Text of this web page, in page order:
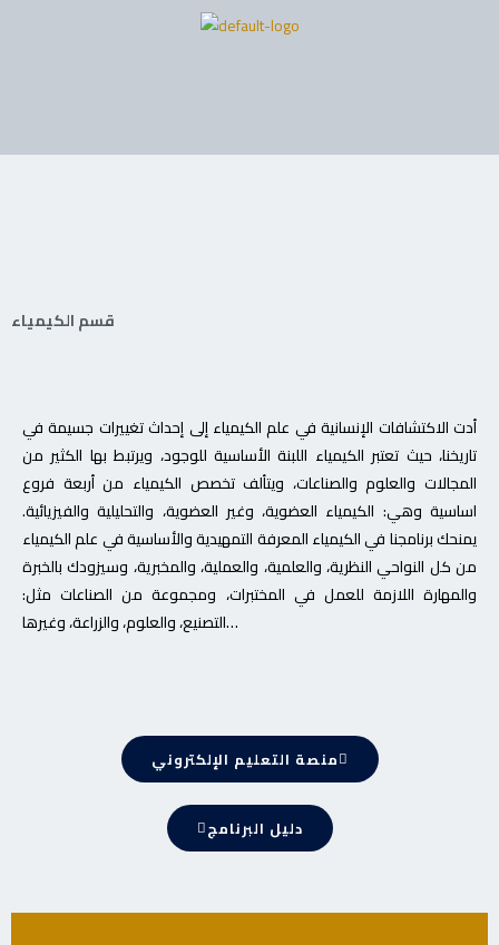
قسم الكيمياء
أدت الاكتشافات الإنسانية في علم الكيمياء إلى إحداث تغييرات جسيمة في
تاريخنا، حيث تعتبر الكيمياء اللبنة الأساسية للوجود، ويرتبط بها الكثير من
المجالات والعلوم والصناعات، ويتألف تخصص الكيمياء من أربعة فروع
اساسية وهي: الكيمياء العضوية، وغير العضوية، والتحليلية والفيزيائية.
يمنحك برنامجنا في الكيمياء المعرفة التمهيدية والأساسية في علم الكيمياء
من كل النواحي النظرية، والعلمية، والعملية، والمخبرية، وسيزودك بالخبرة
والمهارة اللازمة للعمل في المختبرات، ومجموعة من الصناعات مثل:
التصنيع، والعلوم، والزراعة، وغيرها…
منصة التعليم الإلكتروني
دليل البرنامج